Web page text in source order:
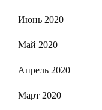
Июнь 2020
Май 2020
Апрель 2020
Март 2020